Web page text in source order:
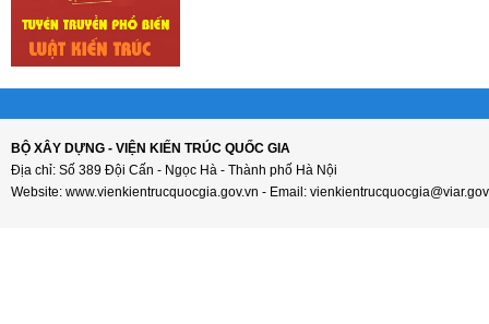
BỘ XÂY DỰNG - VIỆN KIẾN TRÚC QUỐC GIA
Địa chỉ: Số 389 Đội Cấn - Ngọc Hà - Thành phố Hà Nội
Website: www.vienkientrucquocgia.gov.vn - Email: